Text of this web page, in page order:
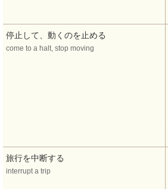
停止して、動くのを止める
come to a halt, stop moving
旅行を中断する
interrupt a trip